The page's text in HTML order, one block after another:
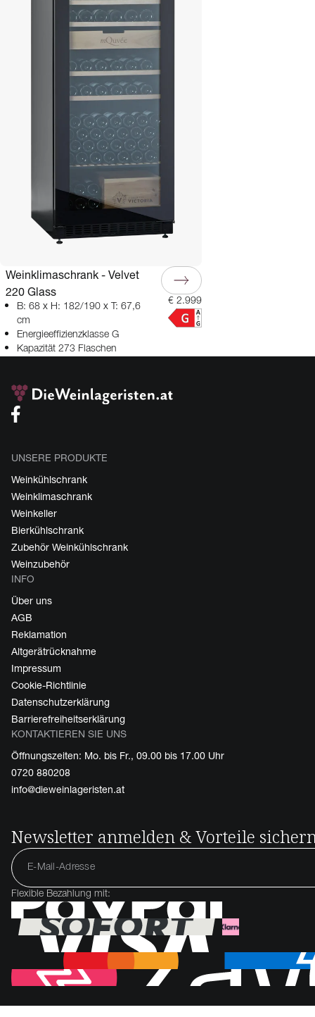
Weinklimaschrank - Velvet
220 Glass
B: 68 x H: 182/190 x T: 67,6
cm
Energieeffizienzklasse G
Kapazität 273 Flaschen
€ 2.999
UNSERE PRODUKTE
Weinkühlschrank
Weinklimaschrank
Weinkeller
Bierkühlschrank
Zubehör Weinkühlschrank
Weinzubehör
INFO
Über uns
AGB
Reklamation
Altgerätrücknahme
Impressum
Cookie-Richtlinie
Datenschutzerklärung
Barrierefreiheitserklärung
KONTAKTIEREN SIE UNS
Öffnungszeiten: Mo. bis Fr., 09.00 bis 17.00 Uhr
0720 880208
info@dieweinlageristen.at
Newsletter anmelden & Vorteile
Flexible Bezahlung mit: